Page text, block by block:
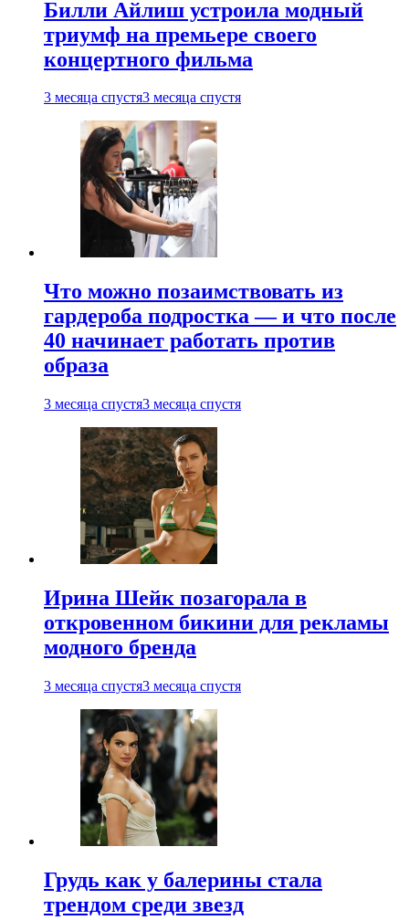
Билли Айлиш устроила модный
триумф на премьере своего
концертного фильма
3 месяца спустя3 месяца спустя
Что можно позаимствовать из
гардероба подростка — и что после
40 начинает работать против
образа
3 месяца спустя3 месяца спустя
Ирина Шейк позагорала в
откровенном бикини для рекламы
модного бренда
3 месяца спустя3 месяца спустя
Грудь как у балерины стала
трендом среди звезд